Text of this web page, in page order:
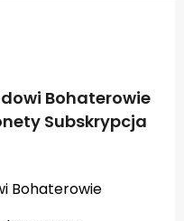
Bohaterowie
Subskrypcja
Bohaterowie